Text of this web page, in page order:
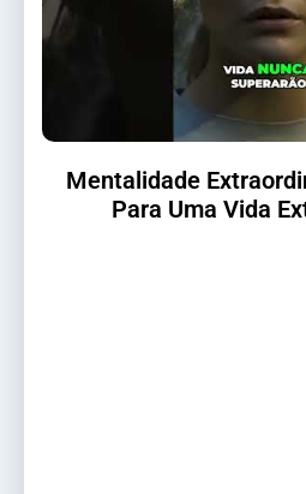
Mentalidade
Para Uma Vida